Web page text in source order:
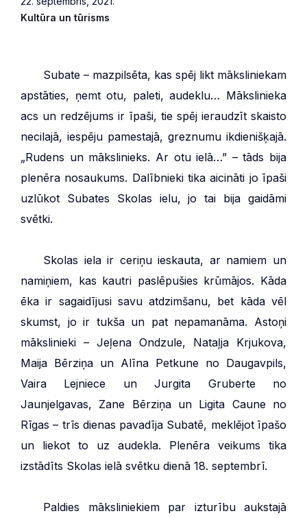
Kultūra un tūrisms
Subate – mazpilsēta, kas spēj likt māksliniekam
apstāties, ņemt otu, paleti, audeklu… Mākslinieka
acs un redzējums ir īpaši, tie spēj ieraudzīt skaisto
necilajā, iespēju pamestajā, greznumu ikdienišķajā.
„Rudens un mākslinieks. Ar otu ielā…” – tāds bija
plenēra nosaukums. Dalībnieki tika aicināti jo īpaši
uzlūkot Subates Skolas ielu, jo tai bija gaidāmi
svētki.
Skolas iela ir ceriņu ieskauta, ar namiem un
namiņiem, kas kautri paslēpušies krūmājos. Kāda
ēka ir sagaidījusi savu atdzimšanu, bet kāda vēl
skumst, jo ir tukša un pat nepamanāma. Astoņi
mākslinieki – Jeļena Ondzule, Nataļja Krjukova,
Maija Bērziņa un Alīna Petkune no Daugavpils,
Vaira Lejniece un Jurgita Gruberte no
Jaunjelgavas, Zane Bērziņa un Ligita Caune no
Rīgas – trīs dienas pavadīja Subatē, meklējot īpašo
un liekot to uz audekla. Plenēra veikums tika
izstādīts Skolas ielā svētku dienā 18. septembrī.
Paldies māksliniekiem par izturību aukstajā